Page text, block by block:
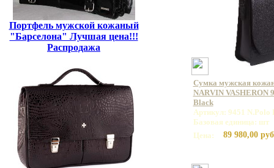
Портфель мужской кожаный
"Барселона" Лучшая цена!!!
Распродажа
Сумка мужская
NARVIN VASHERON
Black
Артикул: 9451
Базовая единица: шт
Цена:
89 980,00